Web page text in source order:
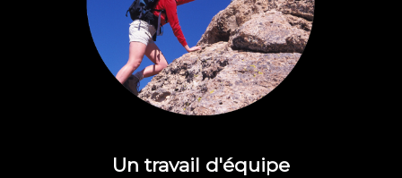
Un travail d'équipe